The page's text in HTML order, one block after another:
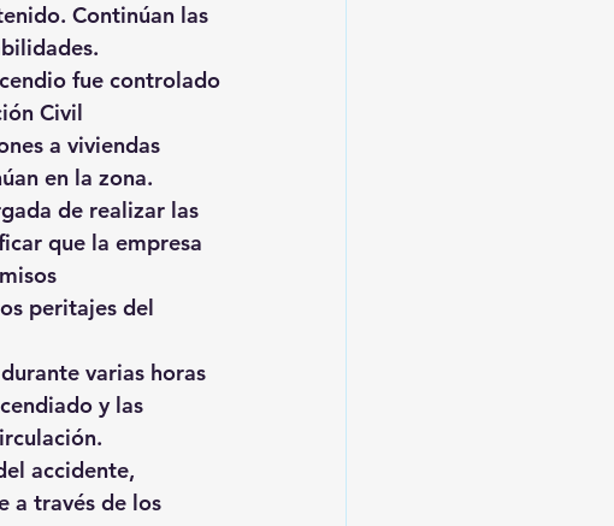
Continúan las
fue controlado
Civil
a viviendas
en la zona.
de realizar las
que la empresa
peritajes del
varias horas
y las
accidente,
a través de los